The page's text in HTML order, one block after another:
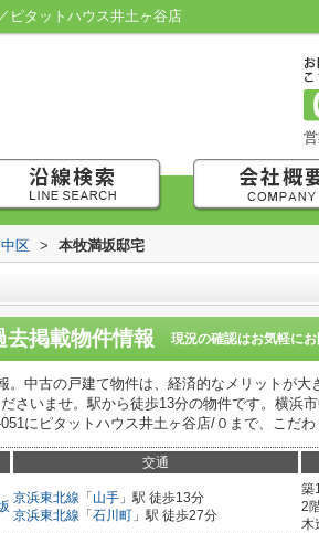
ピタットハウス井土ヶ谷店
区 > 本牧満坂邸宅
去掲載物件情報 現況の確認はお気軽に
。中古の戸建て物件は、経済的なメリットが
さいませ。駅から徒歩13分の物件です。横浜
にピタットハウス井土ヶ谷店/０まで、こだ
交通
京浜東北線 「 山手 」駅 徒歩13分
京浜東北線 「 石川町 」駅 徒歩27分
築
2
木